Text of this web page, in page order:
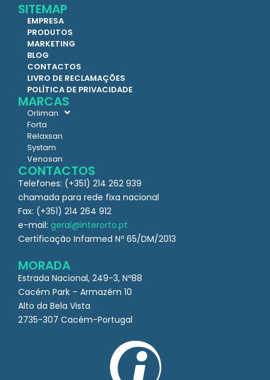
SITEMAP
EMPRESA
PRODUTOS
MARKETING
BLOG
CONTACTOS
LIVRO DE RECLAMAÇÕES
POLÍTICA DE PRIVACIDADE
MARCAS
Orliman
Forta
Relaxsan
Systam
Venosan
CONTACTOS
Telefones: (+351) 214 262 939
chamada para rede fixa nacional
Fax: (+351) 214 264 912
e-mail: geral@interorto.pt
Certificação Infarmed Nº 65/DM/2013
MORADA
Estrada Nacional, 249-3, Nº88
Cacém Park – Armazém 10
Alto da Bela Vista
2735-307 Cacém-Portugal